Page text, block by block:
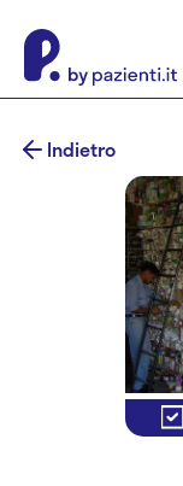
Indietro